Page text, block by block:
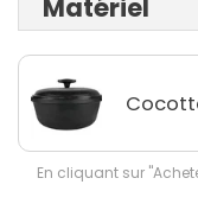
Matériel
En cliquant sur